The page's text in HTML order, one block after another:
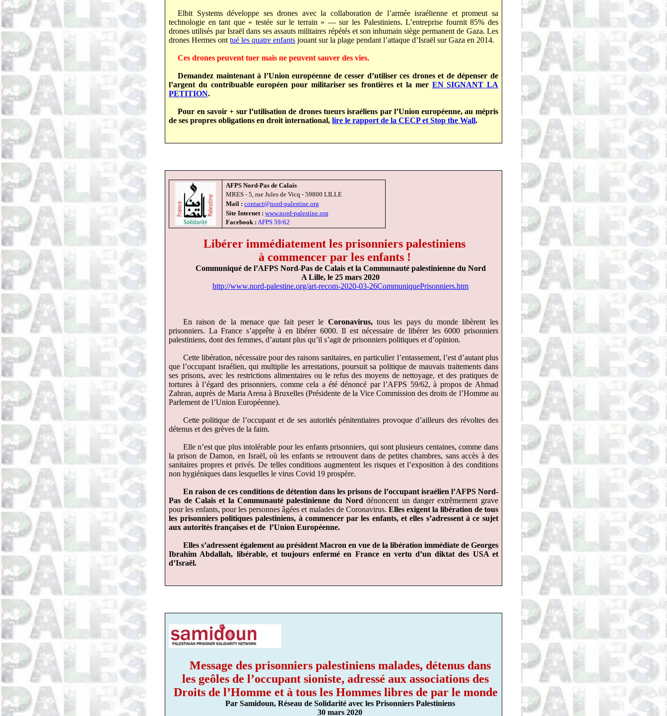
Elbit Systems développe ses drones avec la collaboration de l’armée israélienne et promeut sa
technologie en tant que « testée sur le terrain » — sur les Palestiniens. L’entreprise fournit 85% des
drones utilisés par Israël dans ses assauts militaires répétés et son inhumain siège permanent de Gaza. Les
drones Hermes onttué les quatre enfants jouant sur la plage pendant l’attaque d’Israël sur Gaza en 2014.
Ces drones peuvent tuer mais ne peuvent sauver des vies.
Demandez maintenant à l’Union européenne de cesser d’utiliser ces drones et de dépenser de
l’argent du contribuable européen pour militariser ses frontières et la mer EN SIGNANT LA
PETITION.
Pour en savoir + sur l’utilisation de drones tueurs israéliens par l’Union européenne, au mépris
de ses propres obligations en droit international,lire le rapport de la CECP et Stop the Wall.
AFPS Nord-Pas de Calais
MRES - 5, rue Jules de Vicq - 59800 LILLE
Mail : contact@nord-palestine.org
Site Internet : www.nord-palestine.org
Facebook : AFPS 59/62
Libérer immédiatement les prisonniers palestiniens
à commencer par les enfants !
Communiqué de l’AFPS Nord-Pas de Calais et la Communauté palestinienne du Nord
A Lille, le 25 mars 2020
http://www.nord-palestine.org/art-recom-2020-03-26CommuniquePrisonniers.htm
En raison de la menace que fait peser le Coronavirus, tous les pays du monde libèrent les
prisonniers. La France s’apprête à en libérer 6000. Il est nécessaire de libérer les 6000 prisonniers
palestiniens, dont des femmes, d’autant plus qu’il s’agit de prisonniers politiques et d’opinion.
Cette libération, nécessaire pour des raisons sanitaires, en particulier l’entassement, l’est d’autant plus
que l’occupant israélien, qui multiplie les arrestations, poursuit sa politique de mauvais traitements dans
ses prisons, avec les restrictions alimentaires ou le refus des moyens de nettoyage, et des pratiques de
tortures à l’égard des prisonniers, comme cela a été dénoncé par l’AFPS 59/62, à propos de Ahmad
Zahran, auprès de Maria Arena à Bruxelles (Présidente de la Vice Commission des droits de l’Homme au
Parlement de l’Union Européenne).
Cette politique de l’occupant et de ses autorités pénitentiaires provoque d’ailleurs des révoltes des
détenus et des grèves de la faim.
Elle n’est que plus intolérable pour les enfants prisonniers, qui sont plusieurs centaines, comme dans
la prison de Damon, en Israël, où les enfants se retrouvent dans de petites chambres, sans accès à des
sanitaires propres et privés. De telles conditions augmentent les risques et l’exposition à des conditions
non hygiéniques dans lesquelles le virus Covid 19 prospère.
En raison de ces conditions de détention dans les prisons de l’occupant israélien l’AFPS Nord-
Pas de Calais et la Communauté palestinienne du Nord dénoncent un danger extrêmement grave
pour les enfants, pour les personnes âgées et malades de Coronavirus. Elles exigent la libération de tous
les prisonniers politiques palestiniens, à commencer par les enfants, et elles s’adressent à ce sujet
aux autorités françaises et de l’Union Européenne.
Elles s’adressent également au président Macron en vue de la libération immédiate de Georges
Ibrahim Abdallah, libérable, et toujours enfermé en France en vertu d’un diktat des USA et
d’Israël.
Message des prisonniers palestiniens malades, détenus dans
les geôles de l’occupant sioniste, adressé aux associations des
Droits de l’Homme et à tous les Hommes libres de par le monde
Par Samidoun, Réseau de Solidarité avec les Prisonniers Palestiniens
30 mars 2020